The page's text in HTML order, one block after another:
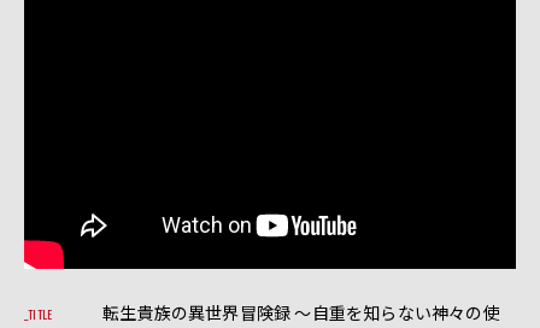
TITLE
転生貴族の異世界冒険録 〜自重を知らない神々の使